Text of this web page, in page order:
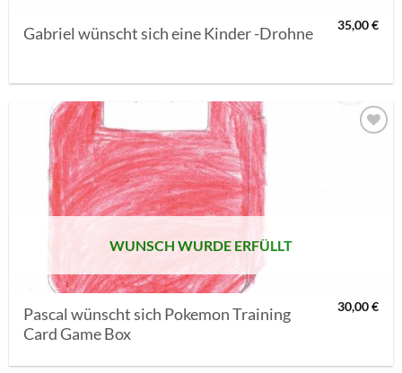
Gabriel wünscht sich eine Kinder -Drohne 35,00€
WUNSCH WURDE ERFÜLLT
Pascal wünscht sich Pokemon Training
Card Game Box
30,00€